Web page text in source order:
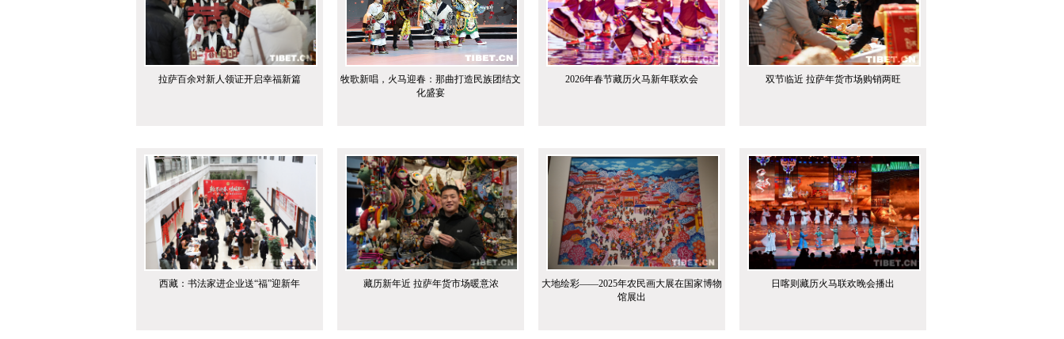
拉萨百余对新人领证开启幸福新篇
牧歌新唱，火马迎春：那曲打造民族团结文
化盛宴
2026年春节藏历火马新年联欢会 双节临近 拉萨年货市场购销两旺
西藏：书法家进企业送“福”迎新年 藏历新年近 拉萨年货市场暖意浓
大地绘彩——2025年农民画大展在国家博物
馆展出
日喀则藏历火马联欢晚会播出